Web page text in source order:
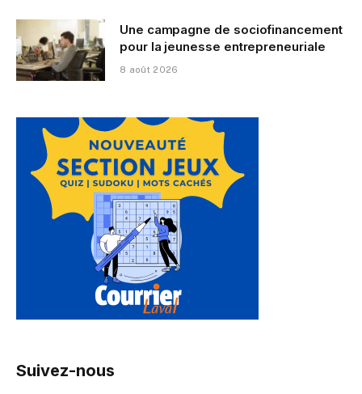
Une campagne de sociofinancement
pour la jeunesse entrepreneuriale
8 août 2026
Suivez-nous